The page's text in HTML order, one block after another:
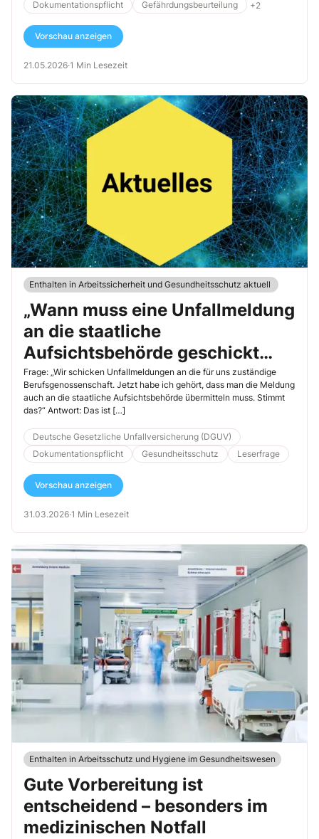
Dokumentationspflicht Gefährdungsbeurteilung +2
Vorschau anzeigen
21.05.2026·1 Min Lesezeit
Enthalten in Arbeitssicherheit und Gesundheitsschutz aktuell
„Wann muss eine Unfallmeldung
an die staatliche
Aufsichtsbehörde geschickt
werden?“
Frage: „Wir schicken Unfallmeldungen an die für uns zuständige
Berufsgenossenschaft. Jetzt habe ich gehört, dass man die Meldung
auch an die staatliche Aufsichtsbehörde übermitteln muss. Stimmt
das?“ Antwort: Das ist […]
Deutsche Gesetzliche Unfallversicherung (DGUV)
Dokumentationspflicht
Gesundheitsschutz Leserfrage
Vorschau anzeigen
31.03.2026·1 Min Lesezeit
Enthalten in Arbeitsschutz und Hygiene im Gesundheitswesen
Gute Vorbereitung ist
entscheidend – besonders im
medizinischen Notfall